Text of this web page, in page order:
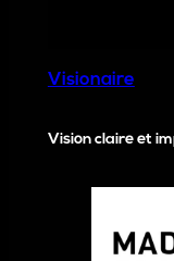
Visionaire
Vision claire et